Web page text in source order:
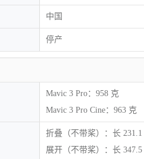
中国
停产
Mavic 3 Pro：958 克
Mavic 3 Pro Cine：963 克
折叠（不带桨）：长
展开（不带桨）：长